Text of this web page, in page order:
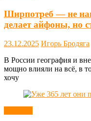
Ширпотреб — не
делает айфоны, но
23.12.2025 Игорь Бродяга
В России география и
мощно влияли на всё, в
хочу